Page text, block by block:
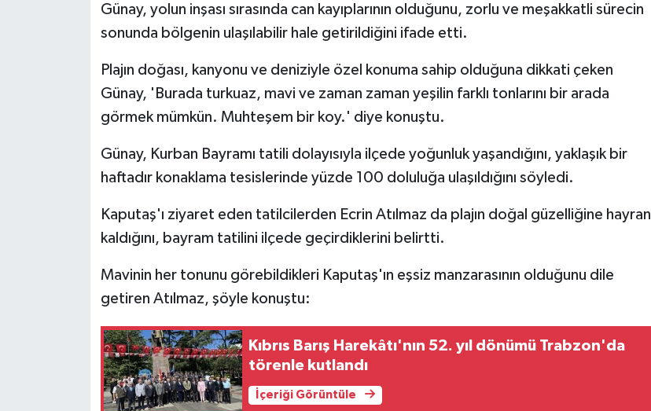
Günay, yolun inşası sırasında can kayıplarının olduğunu, zorlu ve meşakkatli sürecin
sonunda bölgenin ulaşılabilir hale getirildiğini ifade etti.
Plajın doğası, kanyonu ve deniziyle özel konuma sahip olduğuna dikkati çeken
Günay, 'Burada turkuaz, mavi ve zaman zaman yeşilin farklı tonlarını bir arada
görmek mümkün. Muhteşem bir koy.' diye konuştu.
Günay, Kurban Bayramı tatili dolayısıyla ilçede yoğunluk yaşandığını, yaklaşık bir
haftadır konaklama tesislerinde yüzde 100 doluluğa ulaşıldığını söyledi.
Kaputaş'ı ziyaret eden tatilcilerden Ecrin Atılmaz da plajın doğal güzelliğine hayran
kaldığını, bayram tatilini ilçede geçirdiklerini belirtti.
Mavinin her tonunu görebildikleri Kaputaş'ın eşsiz manzarasının olduğunu dile
getiren Atılmaz, şöyle konuştu:
Kıbrıs Barış Harekâtı'nın 52. yıl dönümü Trabzon'da
törenle kutlandı
İçeriği Görüntüle